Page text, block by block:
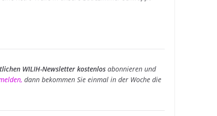
WILIH-Newsletter kostenlos abonnieren und
, dann bekommen Sie einmal in der Woche die